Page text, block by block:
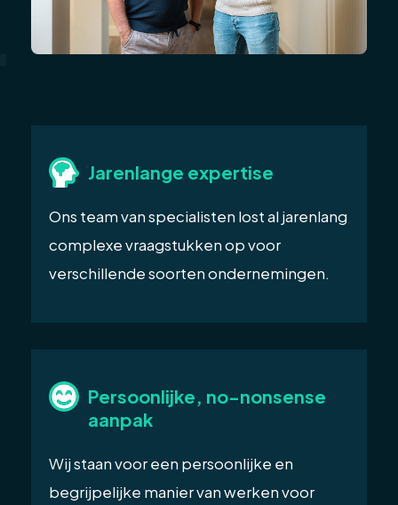
Jarenlange expertise
Ons team van specialisten lost al jarenlang
complexe vraagstukken op voor
verschillende soorten ondernemingen.
Persoonlijke, no-nonsense
aanpak
Wij staan voor een persoonlijke en
begrijpelijke manier van werken voor